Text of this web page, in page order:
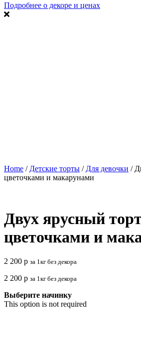
Подробнее о декоре и ценах
Home / Детские торты / Для девочки /
цветочками и макарунами
Двух ярусный
цветочками и
2 200 р за 1кг без декора
2 200 р за 1кг без декора
Выберите начинку
This option is not required